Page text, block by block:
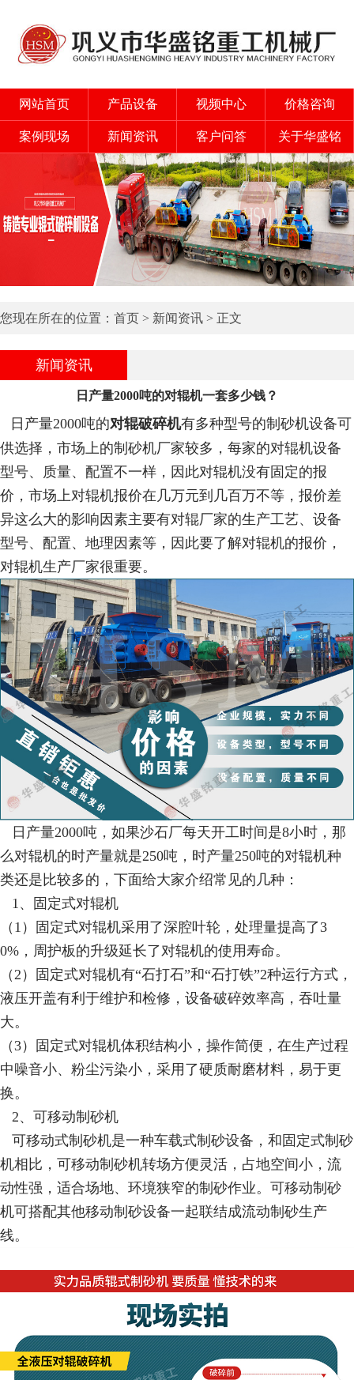
网站首页 产品设备 视频中心 价格咨询
案例现场 新闻资讯 客户问答 关于华盛铭
您现在所在的位置： 首页 > 新闻资讯 > 正文
新闻资讯
日产量2000吨的对辊机一套多少钱？
日产量2000吨的对辊破碎机有多种型号的制砂机设备可
供选择，市场上的制砂机厂家较多，每家的对辊机设备
型号、质量、配置不一样，因此对辊机没有固定的报
价，市场上对辊机报价在几万元到几百万不等，报价差
异这么大的影响因素主要有对辊厂家的生产工艺、设备
型号、配置、地理因素等，因此要了解对辊机的报价，
对辊机生产厂家很重要。
日产量2000吨，如果沙石厂每天开工时间是8小时，那
么对辊机的时产量就是250吨，时产量250吨的对辊机种
类还是比较多的，下面给大家介绍常见的几种：
1、固定式对辊机
（1）固定式对辊机采用了深腔叶轮，处理量提高了3
0%，周护板的升级延长了对辊机的使用寿命。
（2）固定式对辊机有“石打石”和“石打铁”2种运行方式，
液压开盖有利于维护和检修，设备破碎效率高，吞吐量
大。
（3）固定式对辊机体积结构小，操作简便，在生产过程
中噪音小、粉尘污染小，采用了硬质耐磨材料，易于更
换。
2、可移动制砂机
可移动式制砂机是一种车载式制砂设备，和固定式制砂
机相比，可移动制砂机转场方便灵活，占地空间小，流
动性强，适合场地、环境狭窄的制砂作业。可移动制砂
机可搭配其他移动制砂设备一起联结成流动制砂生产
线。